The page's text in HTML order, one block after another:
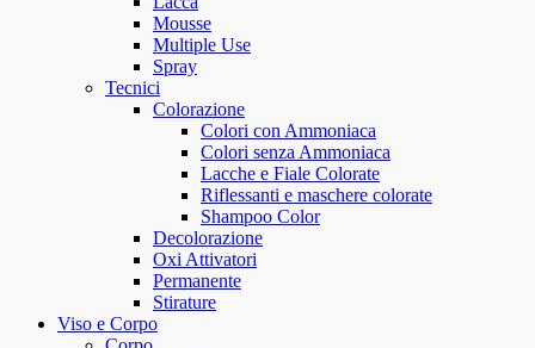
Mousse
Multiple Use
Spray
Tecnici
Colorazione
Colori con Ammoniaca
Colori senza Ammoniaca
Lacche e Fiale Colorate
Riflessanti e maschere colorate
Shampoo Color
Decolorazione
Oxi Attivatori
Permanente
Stirature
Viso e Corpo